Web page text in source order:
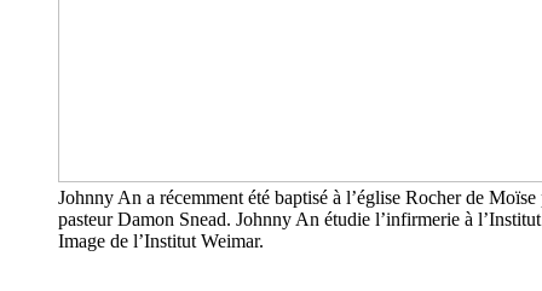
Johnny An a récemment été baptisé à l’église Rocher de Moïse
pasteur Damon Snead. Johnny An étudie l’infirmerie à
Image de l’Institut Weimar.